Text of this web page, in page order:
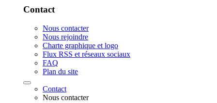
Contact
Nous contacter
Nous rejoindre
Charte graphique et logo
Flux RSS et réseaux sociaux
FAQ
Plan du site
Contact
Nous contacter